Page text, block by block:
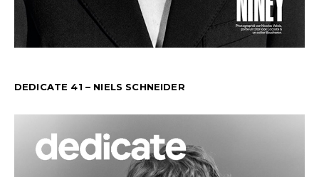
DEDICATE 41 – NIELS SCHNEIDER